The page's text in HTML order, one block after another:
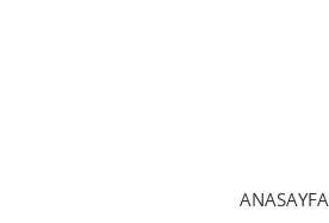
ANASAYFA